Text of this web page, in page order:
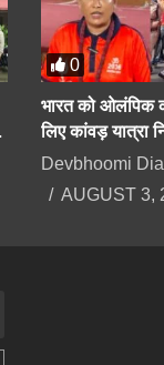
0
भारत को ओलंपिक
लिए कांवड़ यात्रा
उत्तराखंड की मंत्री
Devbhoomi
AUGUST 3,